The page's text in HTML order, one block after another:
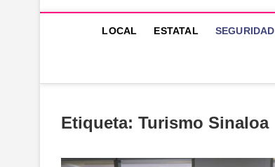
LOCAL ESTATAL SEGURIDAD
Etiqueta: Turismo Sinaloa